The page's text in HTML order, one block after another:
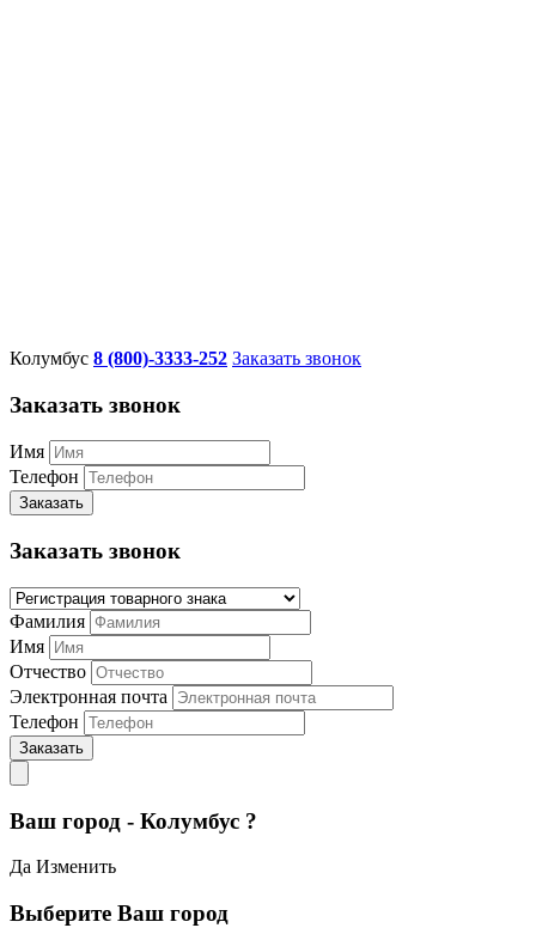
Колумбус 8 (800)-3333-252 Заказать звонок
Заказать звонок
Имя
Телефон
Заказать
Заказать звонок
Фамилия
Имя
Отчество
Электронная почта
Телефон
Заказать
Ваш город - Колумбус ?
Да Изменить
Выберите Ваш город